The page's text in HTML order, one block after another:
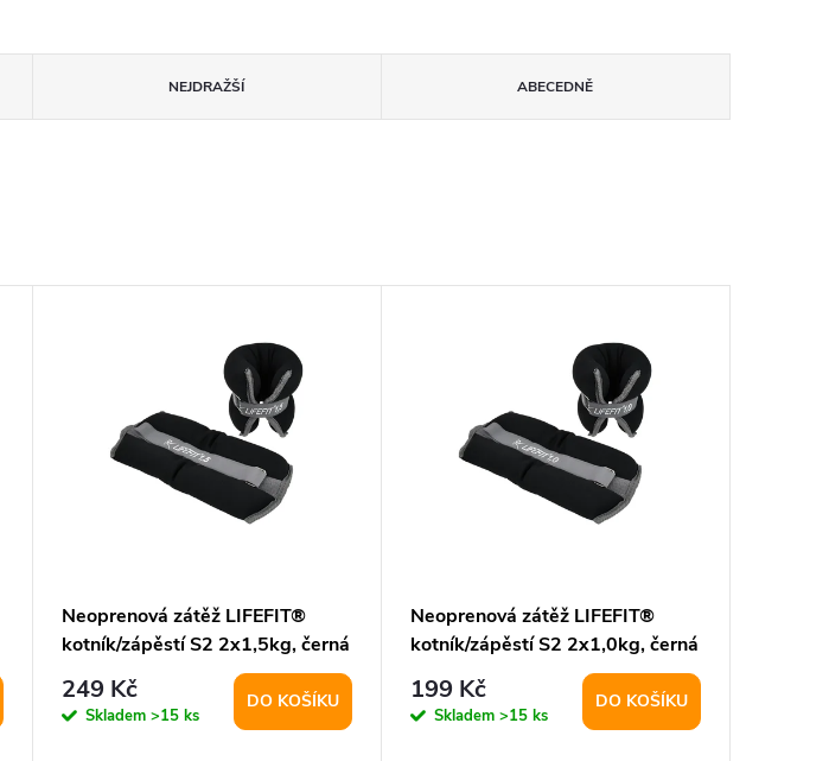
NEJDRAŽŠÍ ABECEDNĚ
Neoprenová zátěž LIFEFIT®
kotník/zápěstí S2 2x1,5kg, černá
249 Kč
Skladem >15 ks
DO KOŠÍKU
Neoprenová zátěž LIFEFIT®
kotník/zápěstí S2 2x1,0kg, černá
199 Kč
Skladem >15 ks
DO KOŠÍKU